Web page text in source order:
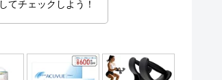
してチェックしよう！